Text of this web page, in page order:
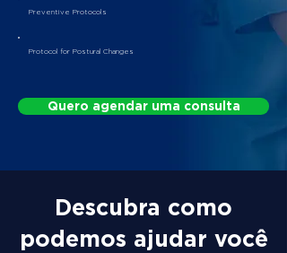
Preventive Protocols
Protocol for Postural Changes
Quero agendar uma consulta
Descubra como
podemos ajudar você